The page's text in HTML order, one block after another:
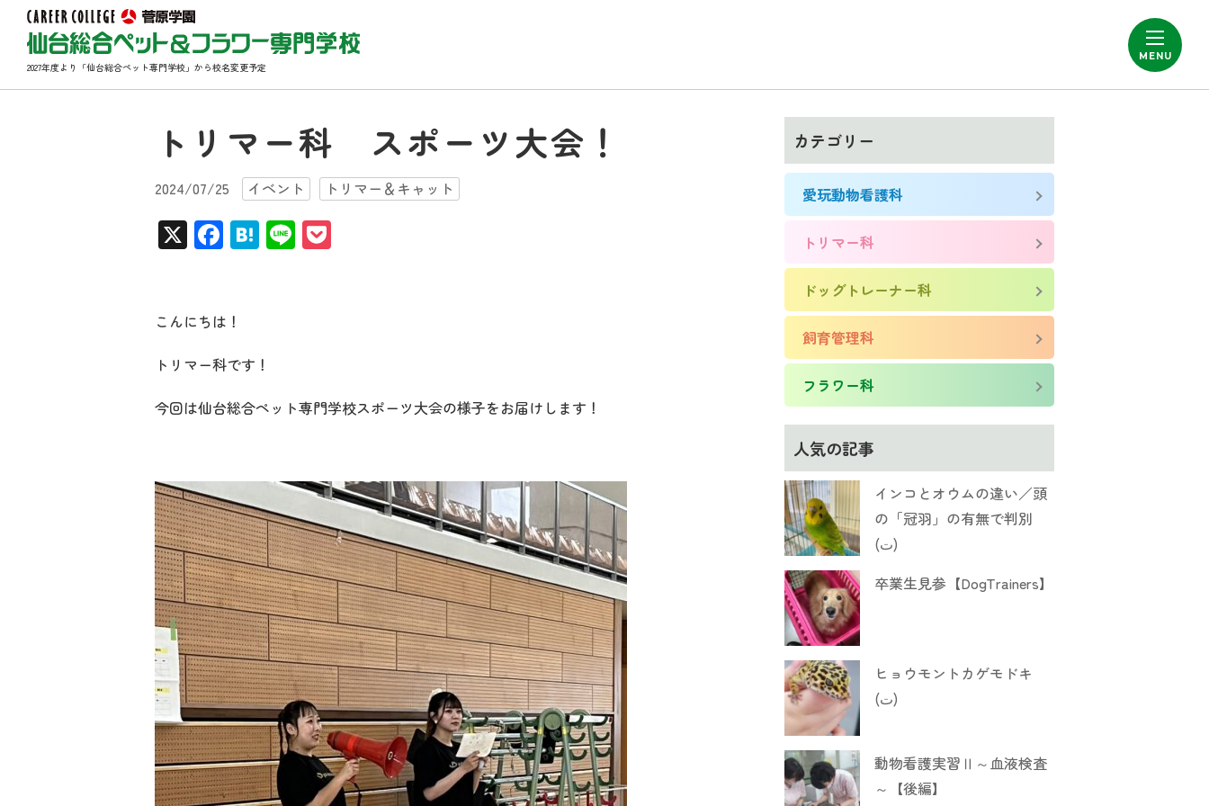
2027年度より「仙台総合ペット専門学校」から校名変更予定
トリマー科 スポーツ大会！
2024/07/25 イベント トリマー＆キャット
X Facebook
Hatena
Line
こんにちは！
トリマー科です！
今回は仙台総合ペット専門学校スポーツ大会の様子をお届けします！
カテゴリー
愛玩動物看護科
トリマー科
ドッグトレーナー科
飼育管理科
フラワー科
人気の記事
インコとオウムの違い／頭
の「冠羽」の有無で判別
(ت)
卒業生見参【DogTrainers】
ヒョウモントカゲモドキ
(ت)
動物看護実習Ⅱ～血液検査
～【後編】